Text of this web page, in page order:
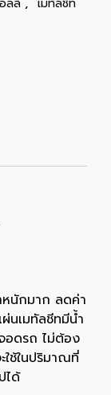
ลล์ เมทัลชีท
หนักมาก ลดค่า
นเมทัลชีทมีน้ำ
อดรถ ไม่ต้อง
ใช้ในปริมาณที่
ได้